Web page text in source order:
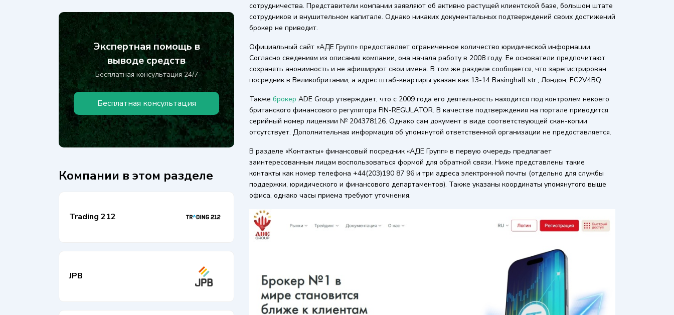
Экспертная помощь в
выводе средств
Бесплатная консультация 24/7
Бесплатная консультация
Компании в этом разделе
Trading 212
JPB
сотрудничества. Представители компании заявляют об активно растущей клиентской базе, большом штате
сотрудников и внушительном капитале. Однако никаких документальных подтверждений своих достижений
брокер не приводит.
Официальный сайт «АДЕ Групп» предоставляет ограниченное количество юридической информации.
Согласно сведениям из описания компании, она начала работу в 2008 году. Ее основатели предпочитают
сохранять анонимность и не афишируют свои имена. В том же разделе сообщается, что зарегистрирован
посредник в Великобритании, а адрес штаб-квартиры указан как 13-14 Basinghall str., Лондон, EC2V4BQ.
Также брокер ADE Group утверждает, что с 2009 года его деятельность находится под контролем некоего
британского финансового регулятора FIN-REGULATOR. В качестве подтверждения на портале приводится
серийный номер лицензии № 204378126. Однако сам документ в виде соответствующей скан-копии
отсутствует. Дополнительная информация об упомянутой ответственной организации не предоставляется.
В разделе «Контакты» финансовый посредник «АДЕ Групп» в первую очередь предлагает
заинтересованным лицам воспользоваться формой для обратной связи. Ниже представлены такие
контакты как номер телефона +44(203)190 87 96 и три адреса электронной почты (отдельно для службы
поддержки, юридического и финансового департаментов). Также указаны координаты упомянутого выше
офиса, однако часы приема требуют уточнения.